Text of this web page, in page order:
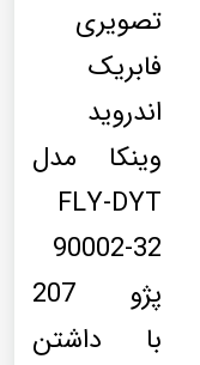
تصویری
فابریک
اندروید
وینکا مدل
FLY-DYT
90002-32
پژو 207
با داشتن